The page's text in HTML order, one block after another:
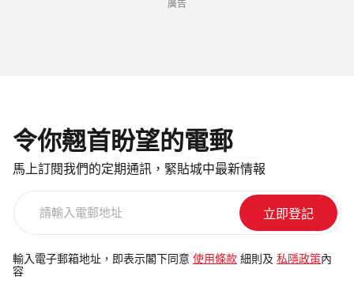
廣告
令你翹首盼望的電郵
馬上訂閱我們的定期通訊，緊貼城中最新情報
電
郵
輸入電子郵箱地址，即表示閣下同意 使用條款 細則及 私隱政策 內
容